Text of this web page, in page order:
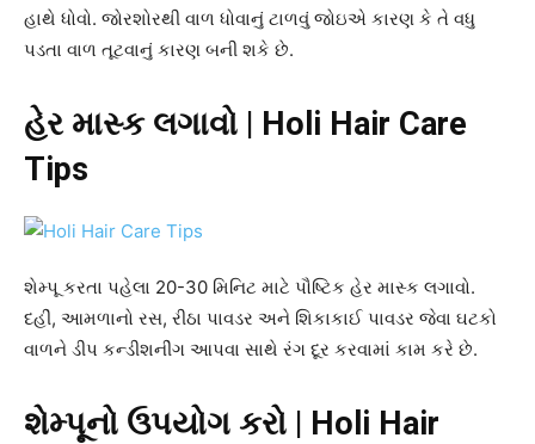
હાથે ધોવો. જોરશોરથી વાળ ધોવાનું ટાળવું જોઇએ કારણ કે તે વધુ
પડતા વાળ તૂટવાનું કારણ બની શકે છે.
હેર માસ્ક લગાવો | Holi Hair Care
Tips
શેમ્પૂ કરતા પહેલા 20-30 મિનિટ માટે પૌષ્ટિક હેર માસ્ક લગાવો.
દહીં, આમળાનો રસ, રીઠા પાવડર અને શિકાકાઈ પાવડર જેવા ઘટકો
વાળને ડીપ કન્ડીશનીંગ આપવા સાથે રંગ દૂર કરવામાં કામ કરે છે.
શેમ્પૂનો ઉપયોગ કરો | Holi Hair